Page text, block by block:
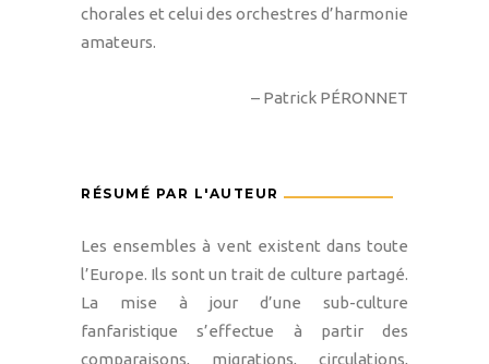
chorales et celui des orchestres d’harmonie
amateurs.
– Patrick PÉRONNET
RÉSUMÉ PAR L'AUTEUR
Les ensembles à vent existent dans toute
l’Europe. Ils sont un trait de culture partagé.
La mise à jour d’une sub-culture
fanfaristique s’effectue à partir des
comparaisons, migrations, circulations,